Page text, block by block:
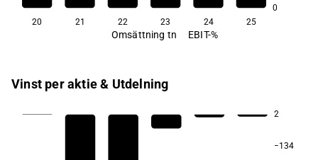
0
20
21 22 23 24 25
Omsättning tn EBIT-%
Vinst per aktie & Utdelning
2
−134